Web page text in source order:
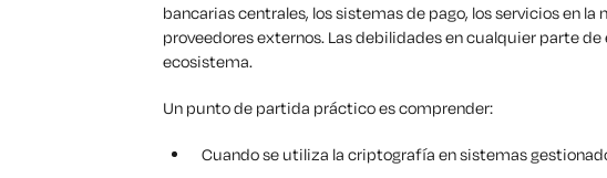
bancarias centrales, los sistemas de pago, los servicios en
proveedores externos. Las debilidades en cualquier parte
ecosistema.
Un punto de partida práctico es comprender:
Cuando se utiliza la criptografía en sistemas